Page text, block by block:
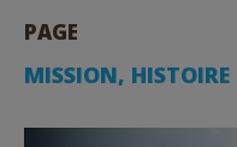
PAGE
MISSION,